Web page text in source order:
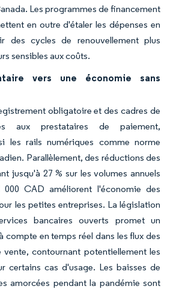
Les programmes de financement
en outre d'étaler les dépenses en
des cycles de renouvellement plus
sensibles aux coûts.
vers une économie sans
obligatoire et des cadres de
aux prestataires de paiement,
les rails numériques comme norme
Parallèlement, des réductions des
jusqu'à 27 % sur les volumes annuels
CAD améliorent l'économie des
les petites entreprises. La législation
bancaires ouverts promet un
compte en temps réel dans les flux des
contournant potentiellement les
certains cas d'usage. Les baisses de
amorcées pendant la pandémie sont